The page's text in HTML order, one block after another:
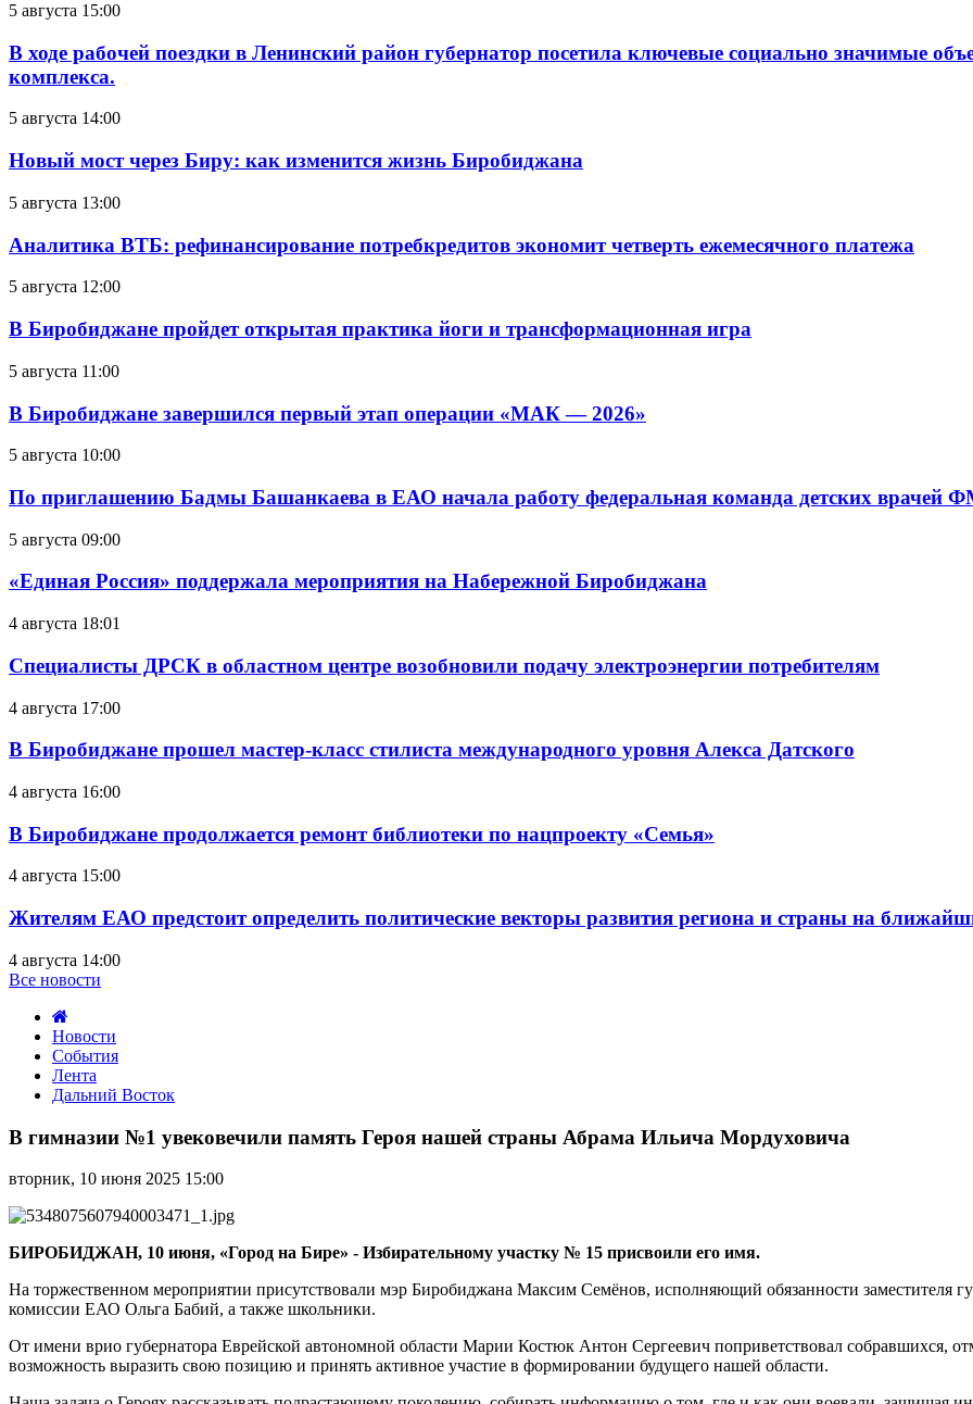
5 августа 15:00
В ходе рабочей поездки в Ленинский район губернатор посетила ключевые социально значимые
комплекса.
5 августа 14:00
Новый мост через Биру: как изменится жизнь Биробиджана
5 августа 13:00
Аналитика ВТБ: рефинансирование потребкредитов экономит четверть ежемесячного платежа
5 августа 12:00
В Биробиджане пройдет открытая практика йоги и трансформационная игра
5 августа 11:00
В Биробиджане завершился первый этап операции «МАК — 2026»
5 августа 10:00
По приглашению Бадмы Башанкаева в ЕАО начала работу федеральная команда детских врачей
5 августа 09:00
«Единая Россия» поддержала мероприятия на Набережной Биробиджана
4 августа 18:01
Специалисты ДРСК в областном центре возобновили подачу электроэнергии потребителям
4 августа 17:00
В Биробиджане прошел мастер-класс стилиста международного уровня Алекса Датского
4 августа 16:00
В Биробиджане продолжается ремонт библиотеки по нацпроекту «Семья»
4 августа 15:00
Жителям ЕАО предстоит определить политические векторы развития региона и страны на
4 августа 14:00
Все новости
Новости
События
Лента
Дальний Восток
гимназии
№1 увековечили
память
Героя
нашей
Абрама
Мордуховича
В гимназии №1 увековечили память Героя нашей страны Абрама Ильича Мордуховича
вторник, 10 июня 2025 15:00
БИРОБИДЖАН, 10 июня, «Город на Бире» - Избирательному участку № 15 присвоили его имя.
На торжественном мероприятии присутствовали мэр Биробиджана Максим Семёнов, исполняющий обязанности заместителя
комиссии ЕАО Ольга Бабий, а также школьники.
От имени врио губернатора Еврейской автономной области Марии Костюк Антон Сергеевич поприветствовал собравшихся,
возможность выразить свою позицию и принять активное участие в формировании будущего нашей области.